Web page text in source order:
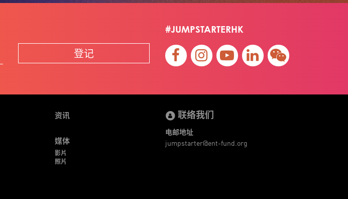
登记
#JUMPSTARTERHK
资讯
媒体
影片
照片
联络我们
电邮地址
jumpstarter@ent-fund.org